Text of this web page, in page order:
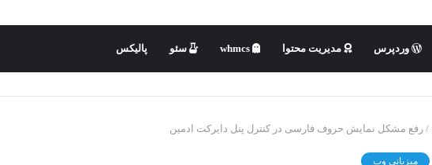
وردپرس مدیریت محتوا سئو پالیکس
/ رفع مشکل نمایش حروف فارسی در کنترل پنل دایرکت ادمین
میزبانی وب